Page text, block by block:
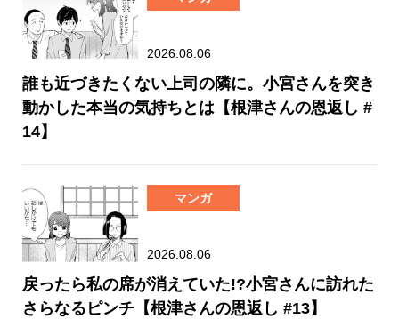
2026.08.06
誰も近づきたくない上司の隣に。小宮さんを突き
動かした本当の気持ちとは【根津さんの恩返し #
14】
マンガ
2026.08.06
戻ったら私の席が消えていた!?小宮さんに訪れた
さらなるピンチ【根津さんの恩返し #13】